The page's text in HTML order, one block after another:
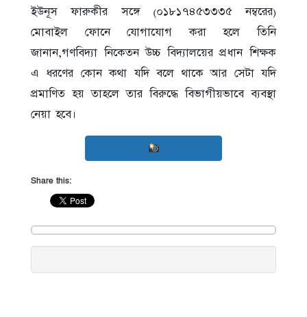
ইউনূস ফারুকীর সঙ্গে (০১৮১৭৪৫৩৩৩৫ নম্বরের)
মোবাইল ফোনে যোগাযোগ করা হলে তিনি
জানান,গণবিদ্যা নিকেতন উচ্চ বিদ্যালয়ের প্রধান শিক্ষক
এ ধরণের কোন কথা যদি বলে থাকে আর সেটা যদি
প্রমাণিত হয় তাহলে তার বিরুদ্ধে বিভাগীয়ভাবে ব্যবস্থা
নেয়া হবে।
Share this: